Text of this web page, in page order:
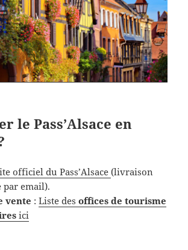
le Pass’Alsace en
officiel du Pass’Alsace(livraison
par email).
vente :Liste desoffices de tourisme
ici